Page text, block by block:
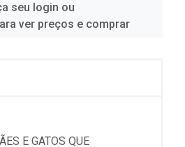
seu login ou
ver preços e comprar
E GATOS QUE